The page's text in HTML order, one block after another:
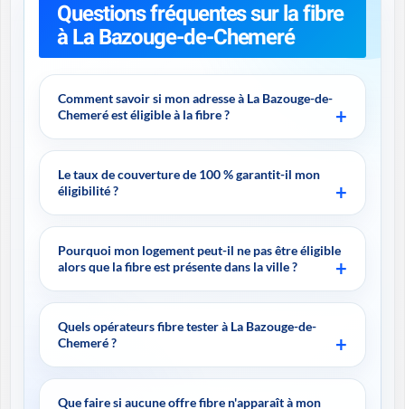
Questions fréquentes sur la fibre
à La Bazouge-de-Chemeré
Comment savoir si mon adresse à La Bazouge-de-
Chemeré est éligible à la fibre ?
Le taux de couverture de 100 % garantit-il mon
éligibilité ?
Pourquoi mon logement peut-il ne pas être éligible
alors que la fibre est présente dans la ville ?
Quels opérateurs fibre tester à La Bazouge-de-
Chemeré ?
Que faire si aucune offre fibre n'apparaît à mon